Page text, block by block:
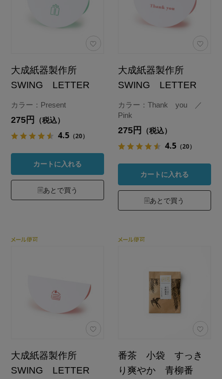
大成紙器製作所
SWING LETTER
カラー：Present
275円 （税込）
4.5 （20）
カートに入れる
あとで買う
大成紙器製作所
SWING LETTER
カラー：Thank you ／
Pink
275円 （税込）
4.5 （20）
カートに入れる
あとで買う
大成紙器製作所
SWING LETTER
番茶 小袋 すっき
り爽やか 青柳番